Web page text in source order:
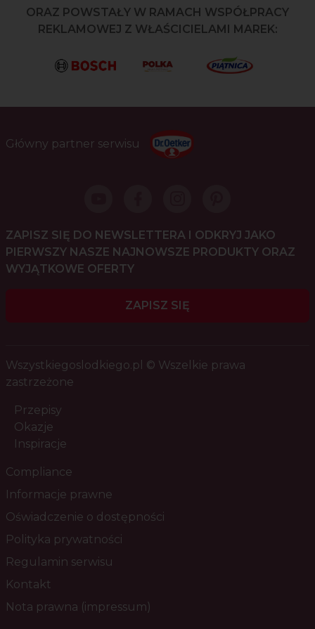
ORAZ POWSTAŁY W RAMACH WSPÓŁPRACY
REKLAMOWEJ Z WŁAŚCICIELAMI MAREK:
Główny partner serwisu
ZAPISZ SIĘ DO NEWSLETTERA I ODKRYJ JAKO
PIERWSZY NASZE NAJNOWSZE PRODUKTY ORAZ
WYJĄTKOWE OFERTY
ZAPISZ SIĘ
Wszystkiegoslodkiego.pl © Wszelkie prawa
zastrzeżone
Przepisy
Okazje
Inspiracje
Compliance
Informacje prawne
Oświadczenie o dostępności
Polityka prywatności
Regulamin serwisu
Kontakt
Nota prawna (impressum)